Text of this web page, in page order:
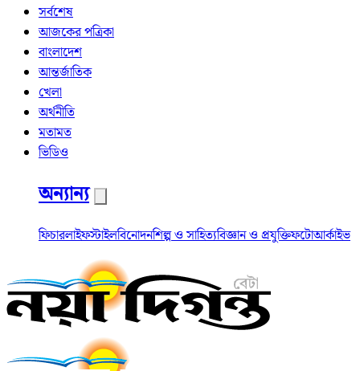
সর্বশেষ
আজকের পত্রিকা
বাংলাদেশ
আন্তর্জাতিক
খেলা
অর্থনীতি
মতামত
ভিডিও
অন্যান্য
ফিচারলাইফস্টাইলবিনোদনশিল্প ও সাহিত্যবিজ্ঞান ও প্রযুক্তিফটোআর্কাইভ